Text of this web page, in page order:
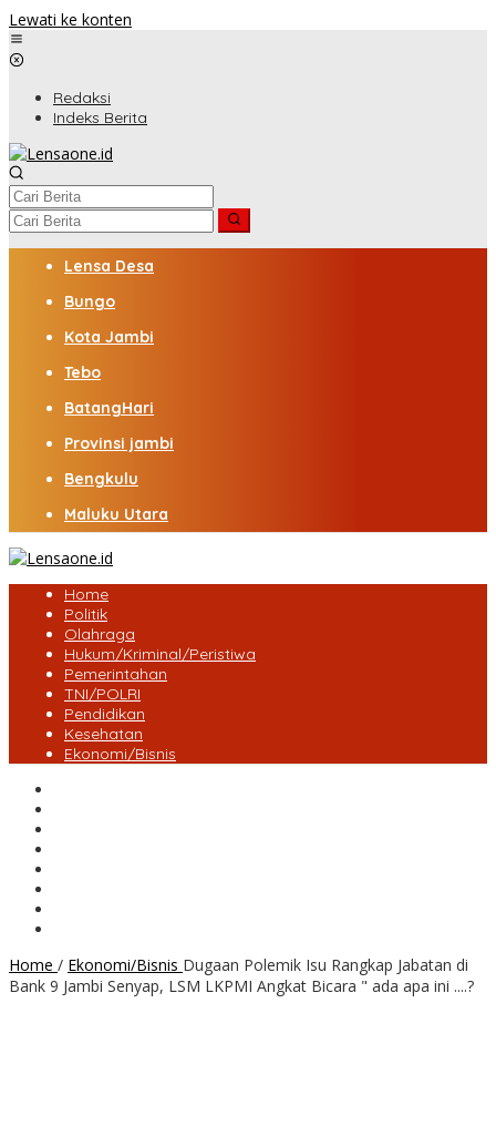
Lewati ke konten
Redaksi
Indeks Berita
Lensa Desa
Bungo
Kota Jambi
Tebo
BatangHari
Provinsi jambi
Bengkulu
Maluku Utara
Home
Politik
Olahraga
Hukum/Kriminal/Peristiwa
Pemerintahan
TNI/POLRI
Pendidikan
Kesehatan
Ekonomi/Bisnis
Home / Ekonomi/Bisnis Dugaan Polemik Isu Rangkap Jabatan di
Bank 9 Jambi Senyap, LSM LKPMI Angkat Bicara " ada apa ini ....?